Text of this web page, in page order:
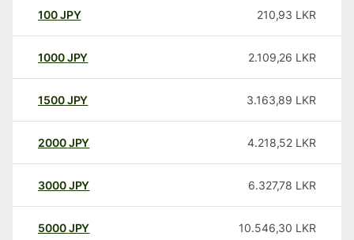
100JPY 210,93 LKR
1000JPY 2.109,26 LKR
1500JPY 3.163,89 LKR
2000JPY 4.218,52 LKR
3000JPY 6.327,78 LKR
5000JPY 10.546,30 LKR